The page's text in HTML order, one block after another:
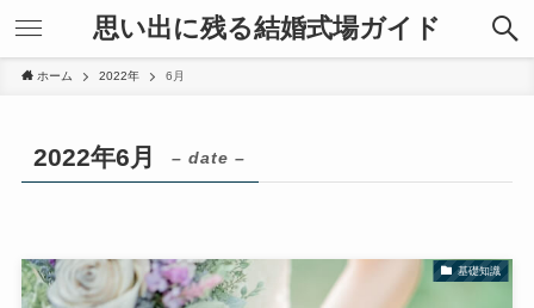
思い出に残る結婚式場ガイド
ホーム 2022年 6月
2022年6月 – date –
基礎知識